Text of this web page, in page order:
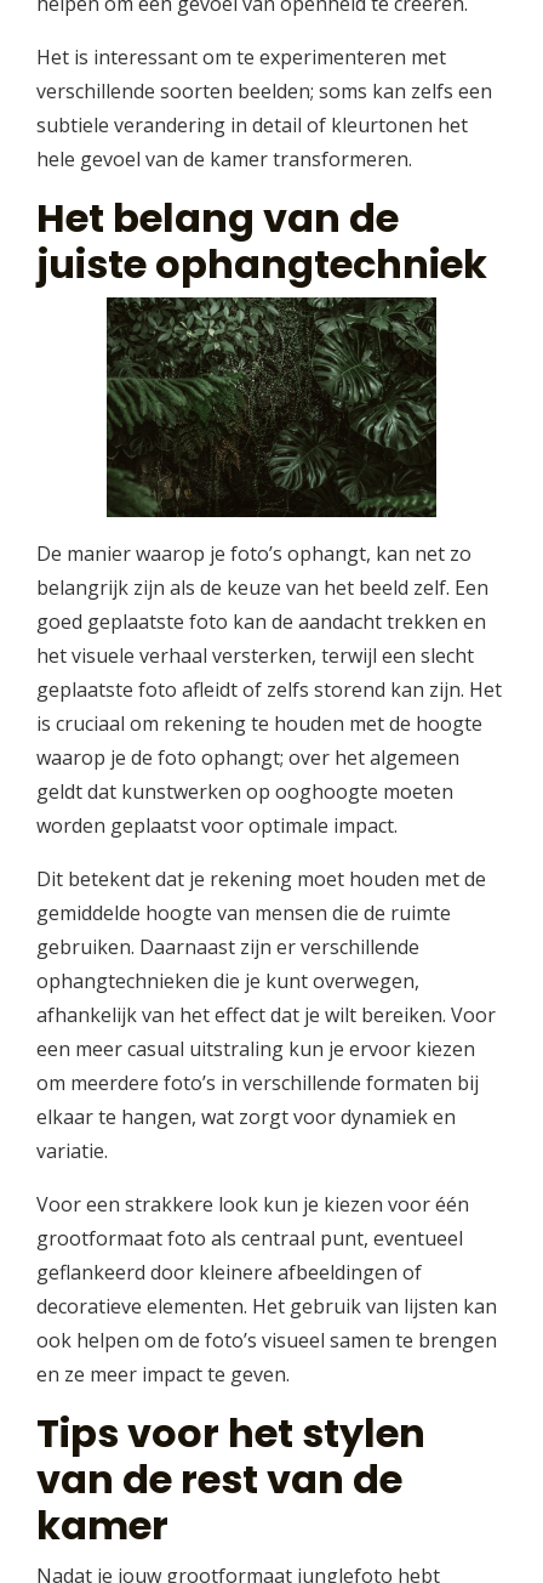
Het is interessant om te experimenteren met
verschillende soorten beelden; soms kan zelfs een
subtiele verandering in detail of kleurtonen het
hele gevoel van de kamer transformeren.
Het belang van de
juiste ophangtechniek
De manier waarop je foto’s ophangt, kan net zo
belangrijk zijn als de keuze van het beeld zelf. Een
goed geplaatste foto kan de aandacht trekken en
het visuele verhaal versterken, terwijl een slecht
geplaatste foto afleidt of zelfs storend kan zijn. Het
is cruciaal om rekening te houden met de hoogte
waarop je de foto ophangt; over het algemeen
geldt dat kunstwerken op ooghoogte moeten
worden geplaatst voor optimale impact.
Dit betekent dat je rekening moet houden met de
gemiddelde hoogte van mensen die de ruimte
gebruiken. Daarnaast zijn er verschillende
ophangtechnieken die je kunt overwegen,
afhankelijk van het effect dat je wilt bereiken. Voor
een meer casual uitstraling kun je ervoor kiezen
om meerdere foto’s in verschillende formaten bij
elkaar te hangen, wat zorgt voor dynamiek en
variatie.
Voor een strakkere look kun je kiezen voor één
grootformaat foto als centraal punt, eventueel
geflankeerd door kleinere afbeeldingen of
decoratieve elementen. Het gebruik van lijsten kan
ook helpen om de foto’s visueel samen te brengen
en ze meer impact te geven.
Tips voor het stylen
van de rest van de
kamer
Nadat je jouw grootformaat junglefoto hebt